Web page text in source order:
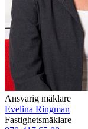
Ansvarig mäklare
Evelina Ringman
Fastighetsmäklare